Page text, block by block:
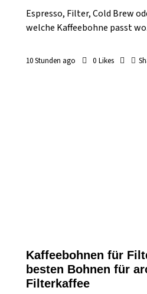
Espresso, Filter, Cold Brew
welche Kaffeebohne passt
10 Stunden ago 0 Likes
Kaffeebohnen für
besten Bohnen für
Filterkaffee